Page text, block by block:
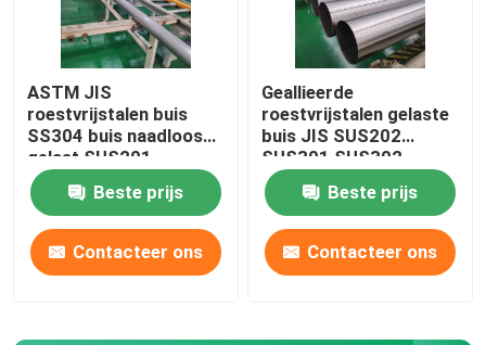
ASTM JIS
roestvrijstalen buis
SS304 buis naadloos
gelast SUS201
SUS304L TP316
Beste prijs
Contacteer ons
Geallieerde
roestvrijstalen gelaste
buis JIS SUS202
SUS301 SUS302
SCH40 naadloos helder
Beste prijs
Contacteer ons